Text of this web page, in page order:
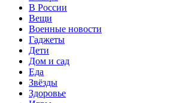
В России
Вещи
Военные новости
Гаджеты
Дети
Дом и сад
Еда
Звёзды
Здоровье